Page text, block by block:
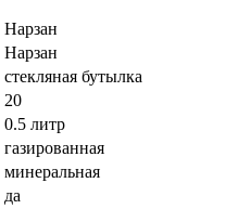
Нарзан
Нарзан
стекляная бутылка
20
0.5 литр
газированная
минеральная
да